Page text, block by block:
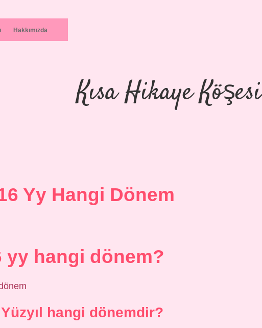
Hakkımızda
Kısa Hikaye Köşesi
Yy Hangi Dönem
yy hangi dönem?
hangi dönemdir?